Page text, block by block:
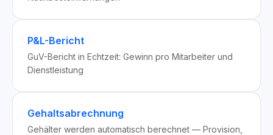
P&L-Bericht
GuV-Bericht in Echtzeit: Gewinn pro Mitarbeiter und
Dienstleistung
Gehaltsabrechnung
Gehälter werden automatisch berechnet — Provision,